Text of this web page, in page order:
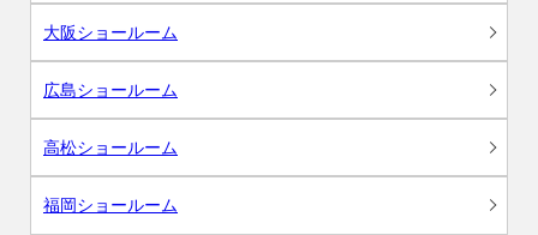
大阪ショールーム
広島ショールーム
高松ショールーム
福岡ショールーム